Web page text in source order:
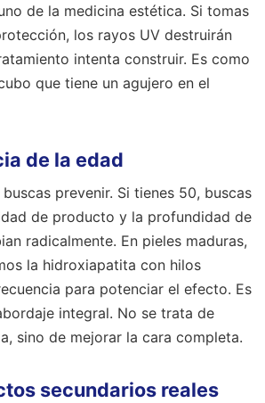
de la medicina estética. Si tomas
los rayos UV destruirán
intenta construir. Es como
que tiene un agujero en el
de la edad
prevenir. Si tienes 50, buscas
de producto y la profundidad de
radicalmente. En pieles maduras,
la hidroxiapatita con hilos
para potenciar el efecto. Es
integral. No se trata de
sino de mejorar la cara completa.
secundarios reales